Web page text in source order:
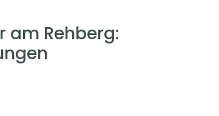
am Rehberg: